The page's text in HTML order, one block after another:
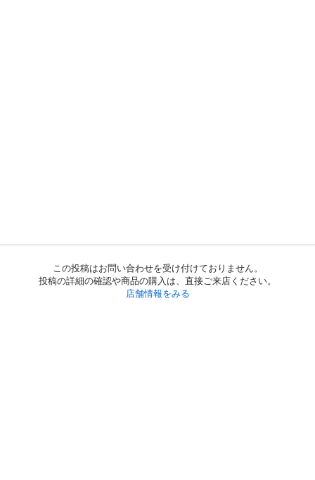
この投稿はお問い合わせを受け付けておりません。
投稿の詳細の確認や商品の購入は、直接ご来店ください。
店舗情報をみる